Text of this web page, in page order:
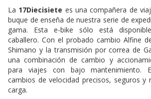
La 17Diecisiete es una compañera de
buque de enseña de nuestra serie de
gama. Esta e-bike sólo está
caballero. Con el probado cambio Alfine
Shimano y la transmisión por correa de
una combinación de cambio y
para viajes con bajo mantenimiento.
cambios de velocidad precisos, seguros y
carga.